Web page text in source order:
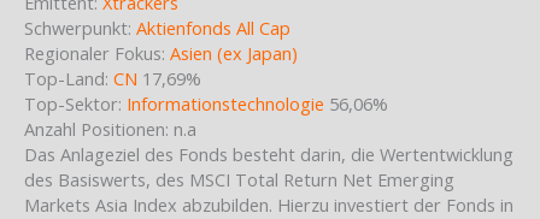
Schwerpunkt: Aktienfonds All Cap
Regionaler Fokus: Asien (ex Japan)
Top-Land: CN 17,69%
Top-Sektor: Informationstechnologie 56,06%
Anzahl Positionen: n.a
Das Anlageziel des Fonds besteht darin, die Wertentwicklung
des Basiswerts, des MSCI Total Return Net Emerging
Markets Asia Index abzubilden. Hierzu investiert der Fonds in